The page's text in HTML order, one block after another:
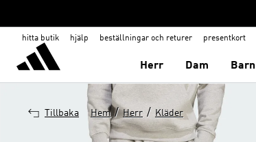
hitta butik hjälp beställningar och returer presentkort
Herr Dam Barn
Tillbaka Hem / Herr / Kläder